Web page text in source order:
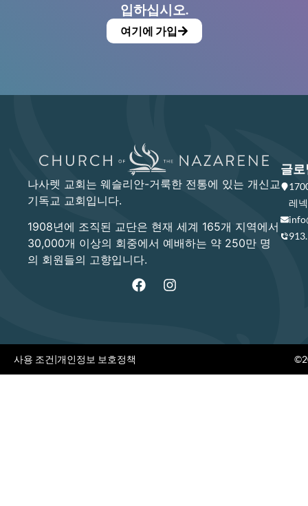
입하십시오.
여기에 가입
나사렛 교회는 웨슬리안-거룩한 전통에 있는 개신교
기독교 교회입니다.
1908년에 조직된 교단은 현재 세계 165개 지역에서
30,000개 이상의 회중에서 예배하는 약 250만 명
의 회원들의 고향입니다.
글로
레
사용 조건|개인정보 보호정책